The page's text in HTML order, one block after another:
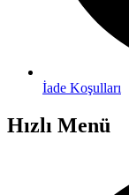
İade Koşulları
Hızlı Menü